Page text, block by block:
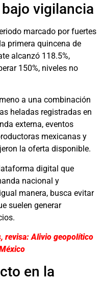
vigilancia
marcado por fuertes
primera quincena de
alcanzó 118.5%,
150%, niveles no
a una combinación
heladas registradas en
externa, eventos
mexicanas y
la oferta disponible.
digital que
nacional y
manera, busca evitar
suelen generar
revisa: Alivio geopolítico
en la